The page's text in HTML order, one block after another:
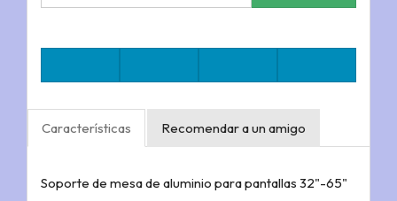
Características Recomendar a un amigo
Soporte de mesa de aluminio para pantallas 32"-65"